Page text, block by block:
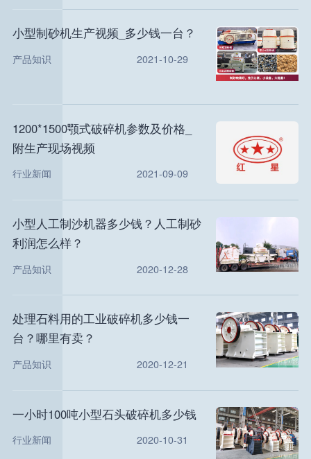
小型制砂机生产视频_多少钱一台？
产品知识 2021-10-29
1200*1500颚式破碎机参数及价格_
附生产现场视频
行业新闻 2021-09-09
小型人工制沙机器多少钱？人工制砂
利润怎么样？
产品知识 2020-12-28
处理石料用的工业破碎机多少钱一
台？哪里有卖？
产品知识 2020-12-21
一小时100吨小型石头破碎机多少钱
行业新闻 2020-10-31